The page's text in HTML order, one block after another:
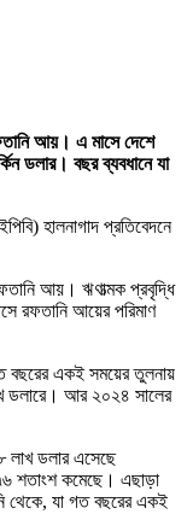
আয়। এ মাসে দেশে
ডলার। বছর ব্যবধানে যা
হালনাগাদ প্রতিবেদনে
আয়। ঋণাত্মক প্রবৃদ্ধি
রফতানি আয়ের পরিমাণ
বছরের একই সময়ের তুলনায়
ডলারে। আর ২০২৪ সালের
লাখ ডলার এসেছে
শতাংশ কমেছে। এছাড়া
থেকে, যা গত বছরের একই